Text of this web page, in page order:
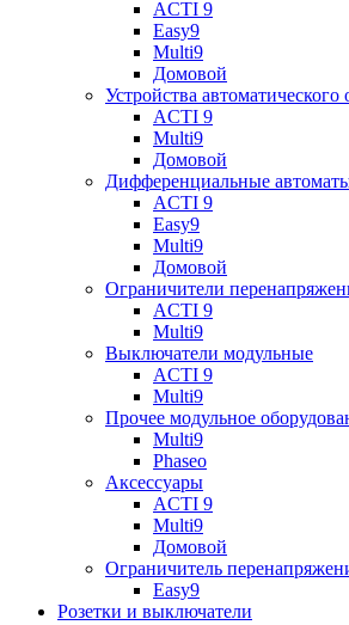
ACTI 9
Easy9
Multi9
Домовой
Устройства
ACTI 9
Multi9
Домовой
Дифференциальные
ACTI 9
Easy9
Multi9
Домовой
Ограничители
ACTI 9
Multi9
Выключатели модульные
ACTI 9
Multi9
Прочее модульное
Multi9
Phaseo
Аксессуары
ACTI 9
Multi9
Домовой
Ограничитель
Easy9
Розетки и выключатели